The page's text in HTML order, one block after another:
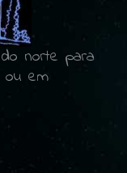
norte para
ou em